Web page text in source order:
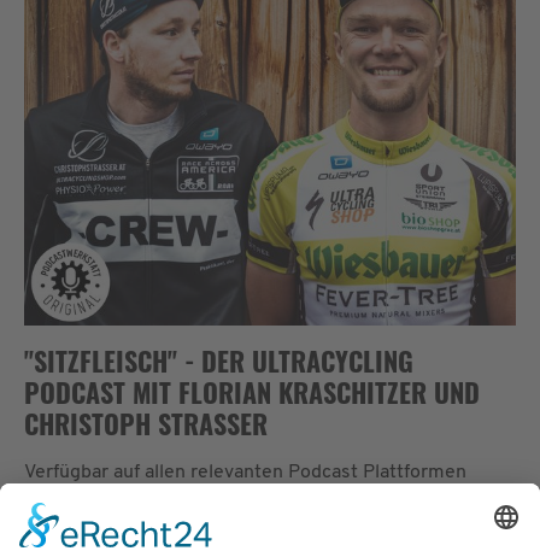
"SITZFLEISCH" - DER ULTRACYCLING
PODCAST MIT FLORIAN KRASCHITZER UND
CHRISTOPH STRASSER
Verfügbar auf allen relevanten Podcast Plattformen
replica rolex cellini
Podcasts, Simplecast, usw...), sowie auf dem